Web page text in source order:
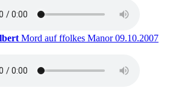
: Mord auf ffolkes Manor Ausleihbar seit
09.10.2007
von Mord auf ffolkes Manor